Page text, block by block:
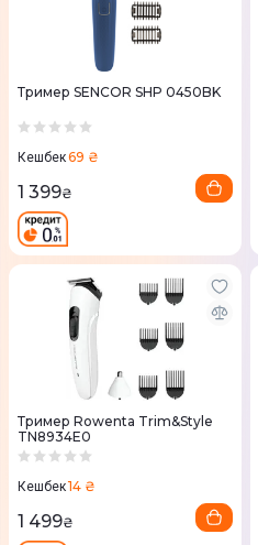
Тример SENCOR SHP 0450BK
Кешбек69 ₴
1 399₴
Тример Rowenta Trim&Style
TN8934E0
Кешбек14 ₴
1 499₴